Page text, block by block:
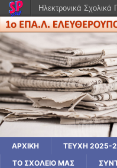
ΑΡΧΙΚΗ ΤΕΥΧΗ 2025-
ΤΟ ΣΧΟΛΕΙΟ ΜΑΣ
Ηλεκτρονικά Σχολικά